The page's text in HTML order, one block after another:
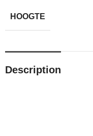
HOOGTE
Description